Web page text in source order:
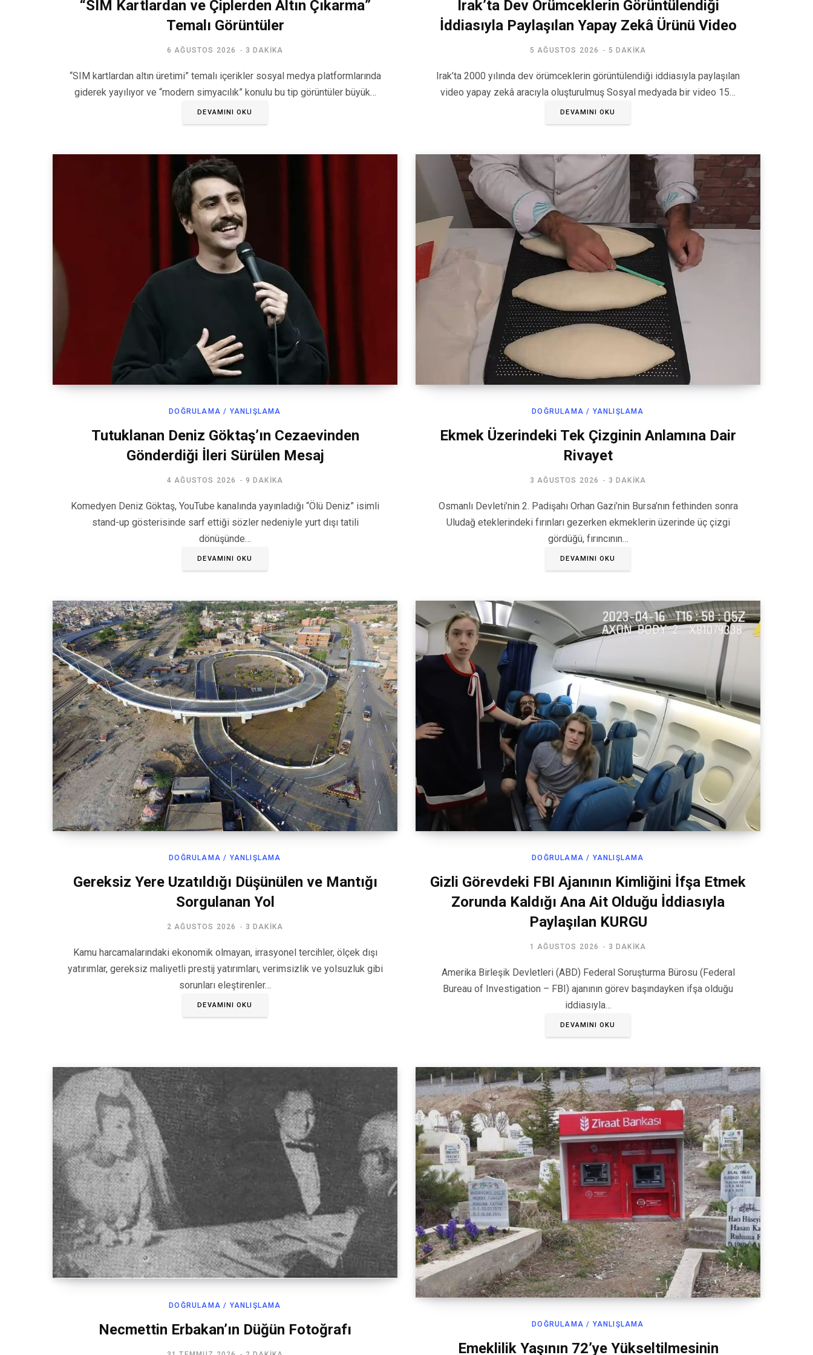
“SIM Kartlardan ve Çiplerden Altın Çıkarma”
Temalı Görüntüler
6 AĞUSTOS 2026 3 DAKIKA
“SIM kartlardan altın üretimi” temalı içerikler sosyal medya platformlarında
giderek yayılıyor ve “modern simyacılık” konulu bu tip görüntüler büyük…
DEVAMINI OKU
Irak’ta Dev Örümceklerin Görüntülendiği
İddiasıyla Paylaşılan Yapay Zekâ Ürünü Video
5 AĞUSTOS 2026 5 DAKIKA
Irak’ta 2000 yılında dev örümceklerin görüntülendiği iddiasıyla paylaşılan
video yapay zekâ aracıyla oluşturulmuş Sosyal medyada bir video 15…
DEVAMINI OKU
DOĞRULAMA / YANLIŞLAMA
Tutuklanan Deniz Göktaş’ın Cezaevinden
Gönderdiği İleri Sürülen Mesaj
4 AĞUSTOS 2026 9 DAKIKA
Komedyen Deniz Göktaş, YouTube kanalında yayınladığı “Ölü Deniz” isimli
stand-up gösterisinde sarf ettiği sözler nedeniyle yurt dışı tatili
dönüşünde…
DEVAMINI OKU
DOĞRULAMA / YANLIŞLAMA
Ekmek Üzerindeki Tek Çizginin Anlamına Dair
Rivayet
3 AĞUSTOS 2026 3 DAKIKA
Osmanlı Devleti’nin 2. Padişahı Orhan Gazi’nin Bursa’nın fethinden sonra
Uludağ eteklerindeki fırınları gezerken ekmeklerin üzerinde üç çizgi
gördüğü, fırıncının…
DEVAMINI OKU
DOĞRULAMA / YANLIŞLAMA
Gereksiz Yere Uzatıldığı Düşünülen ve Mantığı
Sorgulanan Yol
2 AĞUSTOS 2026 3 DAKIKA
Kamu harcamalarındaki ekonomik olmayan, irrasyonel tercihler, ölçek dışı
yatırımlar, gereksiz maliyetli prestij yatırımları, verimsizlik ve yolsuzluk gibi
sorunları eleştirenler…
DEVAMINI OKU
DOĞRULAMA / YANLIŞLAMA
Gizli Görevdeki FBI Ajanının Kimliğini İfşa Etmek
Zorunda Kaldığı Ana Ait Olduğu İddiasıyla
Paylaşılan KURGU
1 AĞUSTOS 2026 3 DAKIKA
Amerika Birleşik Devletleri (ABD) Federal Soruşturma Bürosu (Federal
Bureau of Investigation – FBI) ajanının görev başındayken ifşa olduğu
iddiasıyla…
DEVAMINI OKU
DOĞRULAMA / YANLIŞLAMA
Necmettin Erbakan’ın Düğün Fotoğrafı DOĞRULAMA / YANLIŞLAMA
Emeklilik Yaşının 72’ye Yükseltilmesinin